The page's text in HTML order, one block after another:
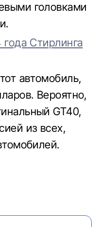
головками
Стирлинга
автомобиль,
Вероятно,
GT40,
из всех,